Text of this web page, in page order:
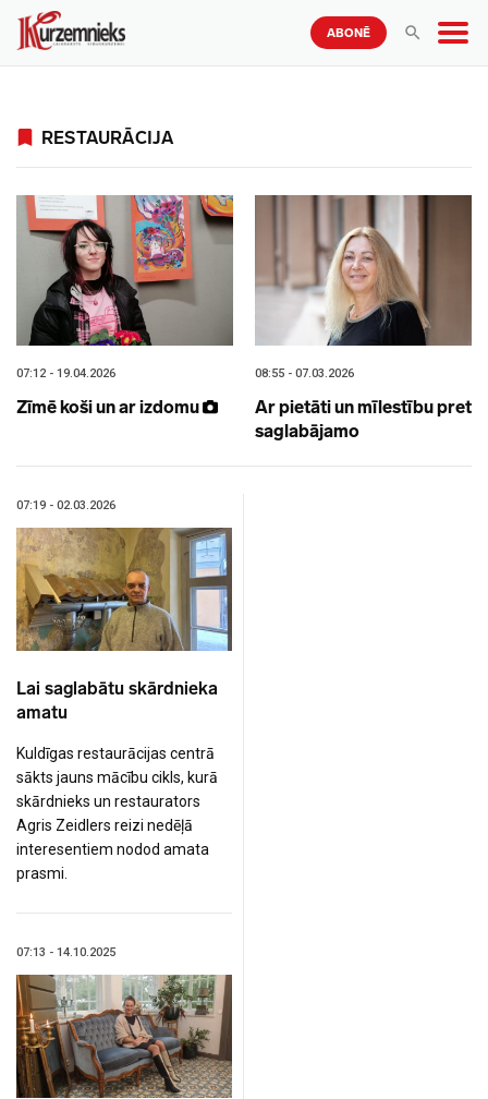
ABONĒ
RESTAURĀCIJA
07:12 - 19.04.2026
Zīmē koši un ar izdomu
08:55 - 07.03.2026
Ar pietāti un mīlestību pret
saglabājamo
07:19 - 02.03.2026
Lai saglabātu skārdnieka
amatu
Kuldīgas restaurācijas centrā
sākts jauns mācību cikls, kurā
skārdnieks un restaurators
Agris Zeidlers reizi nedēļā
interesentiem nodod amata
prasmi.
07:13 - 14.10.2025